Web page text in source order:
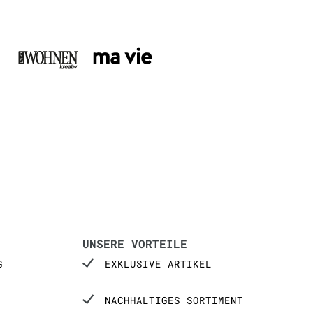
UNSERE VORTEILE
EXKLUSIVE ARTIKEL
NACHHALTIGES SORTIMENT